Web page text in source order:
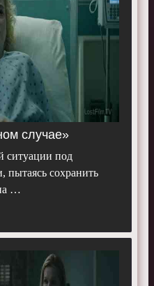
случае»
ситуации под
пытаясь сохранить
…